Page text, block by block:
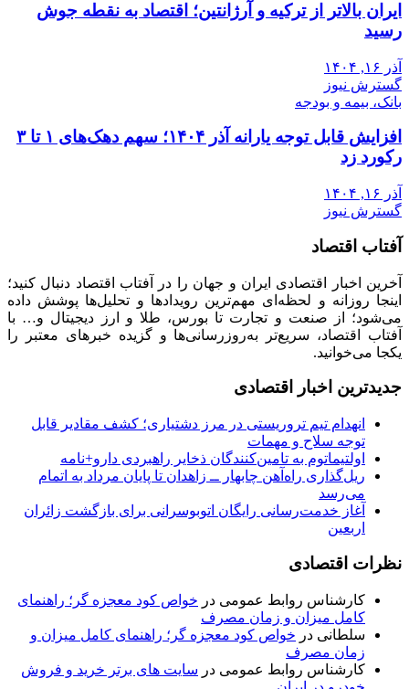
ایران بالاتر از ترکیه و آرژانتین؛ اقتصاد به نقطه جوش
رسید
آذر ۱۶, ۱۴۰۴
گسترش نیوز
بانک، بیمه و بودجه
افزایش قابل توجه یارانه آذر ۱۴۰۴؛ سهم دهک‌های ۱ تا ۳
رکورد زد
آذر ۱۶, ۱۴۰۴
گسترش نیوز
آفتاب اقتصاد
آخرین اخبار اقتصادی ایران و جهان را در آفتاب اقتصاد دنبال کنید؛
اینجا روزانه و لحظه‌ای مهم‌ترین رویدادها و تحلیل‌ها پوشش داده
می‌شود؛ از صنعت و تجارت تا بورس، طلا و ارز دیجیتال و… با
آفتاب اقتصاد، سریع‌تر به‌روزرسانی‌ها و گزیده خبرهای معتبر را
یکجا می‌خوانید.
جدیدترین اخبار اقتصادی
انهدام تیم تروریستی در مرز دشتیاری؛ کشف مقادیر قابل
توجه سلاح و مهمات
اولتیماتوم به تامین‌کنندگان ذخایر راهبردی دارو+نامه
ریل‌گذاری راه‌آهن چابهار ــ زاهدان تا پایان مرداد به اتمام
می‌رسد
آغاز خدمت‌رسانی رایگان اتوبوسرانی برای بازگشت زائران
اربعین
نظرات اقتصادی
کارشناس روابط عمومی در خواص کود معجزه گر؛ راهنمای
کامل میزان و زمان مصرف
سلطانی در خواص کود معجزه گر؛ راهنمای کامل میزان و
زمان مصرف
کارشناس روابط عمومی در سایت های برتر خرید و فروش